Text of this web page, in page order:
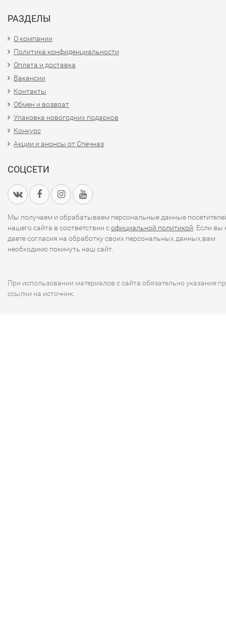
РАЗДЕЛЫ
О компании
Политика конфиденциальности
Оплата и доставка
Вакансии
Контакты
Обмен и возврат
Упаковка новогодних подарков
Конкурс
Акции и анонсы от Спечназ
СОЦСЕТИ
Мы получаем и обрабатываем персональные данные
нашего сайта в соответствии софициальной политикой . Если вы
даете согласия на обработку своих персональных данных,вам
необходимо покинуть наш сайт.
При использовании материалов с сайта обязательно указание
ссылки на источник.